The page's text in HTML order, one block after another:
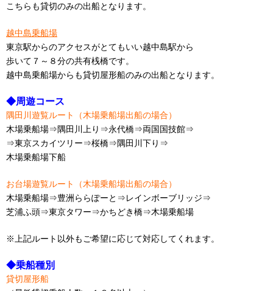
こちらも貸切のみの出船となります。
越中島乗船場
東京駅からのアクセスがとてもいい越中島駅から
歩いて７～８分の共有桟橋です。
越中島乗船場からも貸切屋形船のみの出船となります。
◆周遊コース
隅田川遊覧ルート（木場乗船場出船の場合）
木場乗船場⇒隅田川上り⇒永代橋⇒両国国技館⇒
⇒東京スカイツリー⇒桜橋⇒隅田川下り⇒
木場乗船場下船
お台場遊覧ルート（木場乗船場出船の場合）
木場乗船場⇒豊洲ららぽーと⇒レインボーブリッジ⇒
芝浦ふ頭⇒東京タワー⇒かちどき橋⇒木場乗船場
※上記ルート以外もご希望に応じて対応してくれます。
◆乗船種別
貸切屋形船